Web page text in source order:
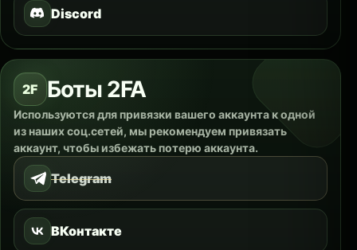
Discord
2F Боты 2FA
Используются для привязки вашего аккаунта к одной
из наших соц.сетей, мы рекомендуем привязать
аккаунт, чтобы избежать потерю аккаунта.
Telegram
ВКонтакте